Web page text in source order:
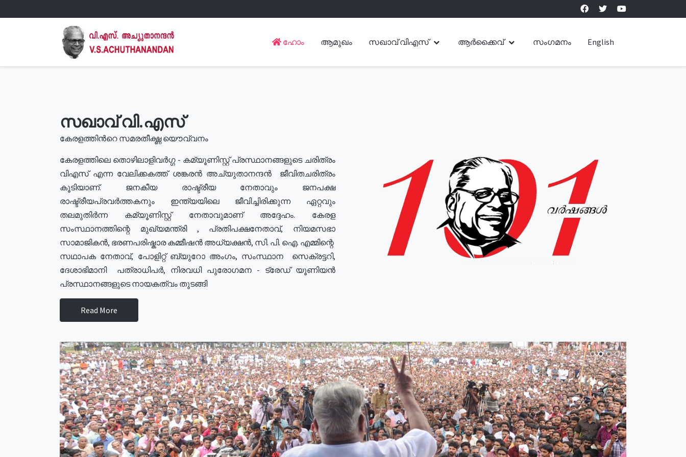
ഹോം ആമുഖം സഖാവ് വിഎസ് ആർക്കൈവ് സംഗമനം English
സഖാവ് വി.എസ്
കേരളത്തിൻറെ സമരതീക്ഷ്ണ യൌവ്വനം
കേരളത്തിലെ തൊഴിലാളിവർഗ്ഗ - കമ്യൂണിസ്റ്റ് പ്രസ്ഥാനങ്ങളുടെ ചരിത്രം
വിഎസ് എന്ന വേലിക്കകത്ത് ശങ്കരൻ അച്യുതാനന്ദൻ ജീവിതചരിത്രം
കൂടിയാണ്. ജനകീയ രാഷ്ട്രീയ നേതാവും ജനപക്ഷ
രാഷ്ട്രീയപ്രവർത്തകനും ഇന്ത്യയിലെ ജീവിച്ചിരിക്കുന്ന ഏറ്റവും
തലമുതിർന്ന കമ്യൂണിസ്റ്റ് നേതാവുമാണ് അദ്ദേഹം. കേരള
സംസ്ഥാനത്തിന്റെ മുഖ്യമന്ത്രി , പ്രതിപക്ഷനേതാവ്, നിയമസഭാ
സാമാജികൻ, ഭരണപരിഷ്കാര കമ്മീഷൻ അധ്യക്ഷൻ, സി. പി. ഐ. എമ്മിന്റെ
സഥാപക നേതാവ്, പോളിറ്റ് ബ്യുറോ അംഗം, സംസ്ഥാന സെക്രട്ടറി,
ദേശാഭിമാനി പത്രാധിപർ, നിരവധി പുരോഗമന - ട്രേഡ് യൂണിയൻ
പ്രസ്ഥാനങ്ങളുടെ നായകത്വം തുടങ്ങി
Read More